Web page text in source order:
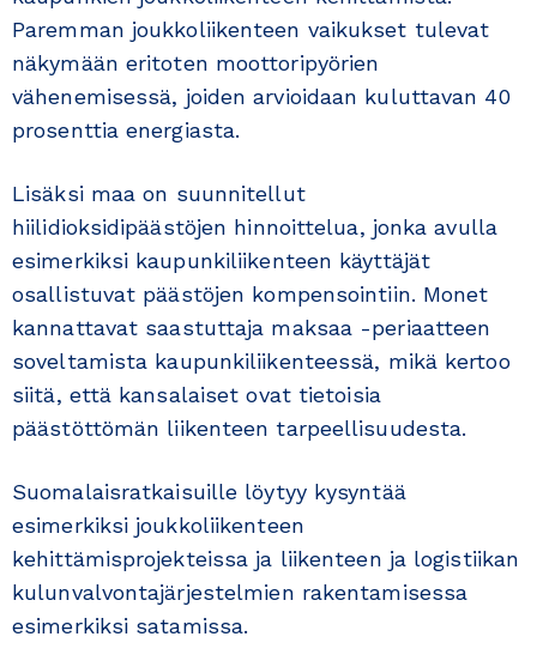
Paremman joukkoliikenteen vaikukset tulevat
näkymään eritoten moottoripyörien
vähenemisessä, joiden arvioidaan kuluttavan 40
prosenttia energiasta.
Lisäksi maa on suunnitellut
hiilidioksidipäästöjen hinnoittelua, jonka avulla
esimerkiksi kaupunkiliikenteen käyttäjät
osallistuvat päästöjen kompensointiin. Monet
kannattavat saastuttaja maksaa -periaatteen
soveltamista kaupunkiliikenteessä, mikä kertoo
siitä, että kansalaiset ovat tietoisia
päästöttömän liikenteen tarpeellisuudesta.
Suomalaisratkaisuille löytyy kysyntää
esimerkiksi joukkoliikenteen
kehittämisprojekteissa ja liikenteen ja logistiikan
kulunvalvontajärjestelmien rakentamisessa
esimerkiksi satamissa.